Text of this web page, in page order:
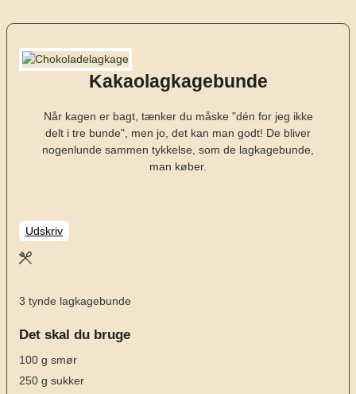
Kakaolagkagebunde
Når kagen er bagt, tænker du måske "dén for jeg ikke
delt i tre bunde", men jo, det kan man godt! De bliver
nogenlunde sammen tykkelse, som de lagkagebunde,
man køber.
Udskriv
3 tynde lagkagebunde
Det skal du bruge
100 g smør
250 g sukker